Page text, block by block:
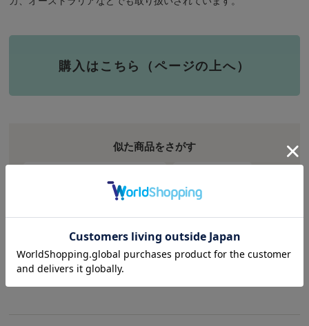
購入はこちら（ページの上へ）
似た商品をさがす
オブジェ・置物
特集
価格で探す
999円以下